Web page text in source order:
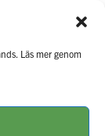
Läs mer genom
och